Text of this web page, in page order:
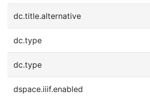
dc.title.alternative
dc.type
dc.type
dspace.iiif.enabled